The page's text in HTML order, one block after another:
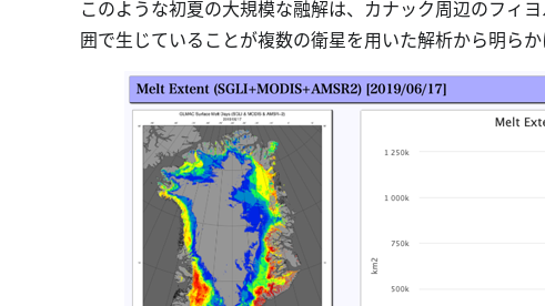
このような初夏の大規模な融解は、カナック周辺のフィ
囲で生じていることが複数の衛星を用いた解析から明らか